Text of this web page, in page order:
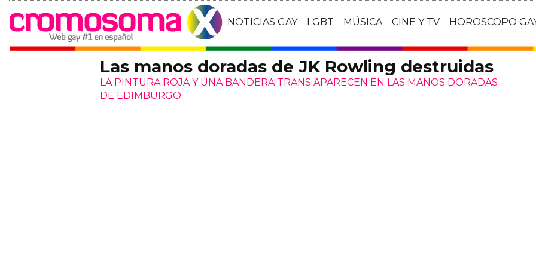
NOTICIAS GAY LGBT MÚSICA CINE Y TV HOROSCOPO
Las manos doradas de JK Rowling destruidas
LA PINTURA ROJA Y UNA BANDERA TRANS APARECEN EN LAS MANOS DORADAS
DE EDIMBURGO